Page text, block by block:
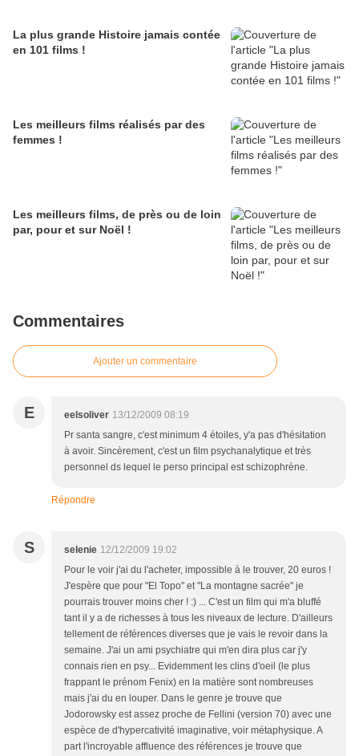
La plus grande Histoire jamais contée
en 101 films !
Les meilleurs films réalisés par des
femmes !
Les meilleurs films, de près ou de loin
par, pour et sur Noël !
Commentaires
Ajouter un commentaire
E eelsoliver 13/12/2009 08:19
Pr santa sangre, c'est minimum 4 étoiles, y'a pas d'hésitation
à avoir. Sincèrement, c'est un film psychanalytique et très
personnel ds lequel le perso principal est schizophrène.
Répondre
S selenie 12/12/2009 19:02
Pour le voir j'ai du l'acheter, impossible à le trouver, 20 euros !
J'espère que pour "El Topo" et "La montagne sacrée" je
pourrais trouver moins cher ! :) ... C'est un film qui m'a bluffé
tant il y a de richesses à tous les niveaux de lecture. D'ailleurs
tellement de références diverses que je vais le revoir dans la
semaine. J'ai un ami psychiatre qui m'en dira plus car j'y
connais rien en psy... Evidemment les clins d'oeil (le plus
frappant le prénom Fenix) en la matière sont nombreuses
mais j'ai du en louper. Dans le genre je trouve que
Jodorowsky est assez proche de Fellini (version 70) avec une
espèce de d'hypercativité imaginative, voir métaphysique. A
part l'incroyable affluence des références je trouve que